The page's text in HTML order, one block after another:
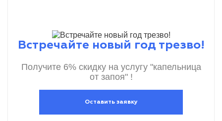
Встречайте новый год трезво!
Получите 6% скидку на услугу "капельница
от запоя" !
Оставить заявку